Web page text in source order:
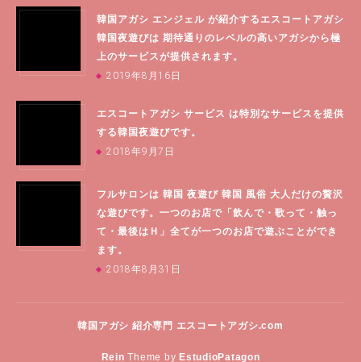
韓国アガシ エンジェル が紹介するエスコートアガシ
韓国夜遊びは 期待通りのレベルの高いアガシから極
上のサービスが提供されます。
2019年8月16日
エスコートアガシ サービス は特別なサービスを提供
する韓国夜遊びです。
2018年9月7日
フルサロンは 韓国 夜遊び 韓国 風俗 大人だけの贅沢
な遊びです。一つのお店で「飲んで・歌って・触っ
て・最後はＨ」全てが一つのお店で遊ぶことができ
ます。
2018年8月31日
韓国アガシ 紹介専門 エスコートアガシ.com
Rein Theme by EstudioPatagon